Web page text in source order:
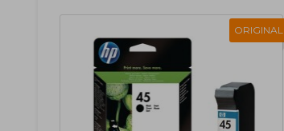
ORIGINAL